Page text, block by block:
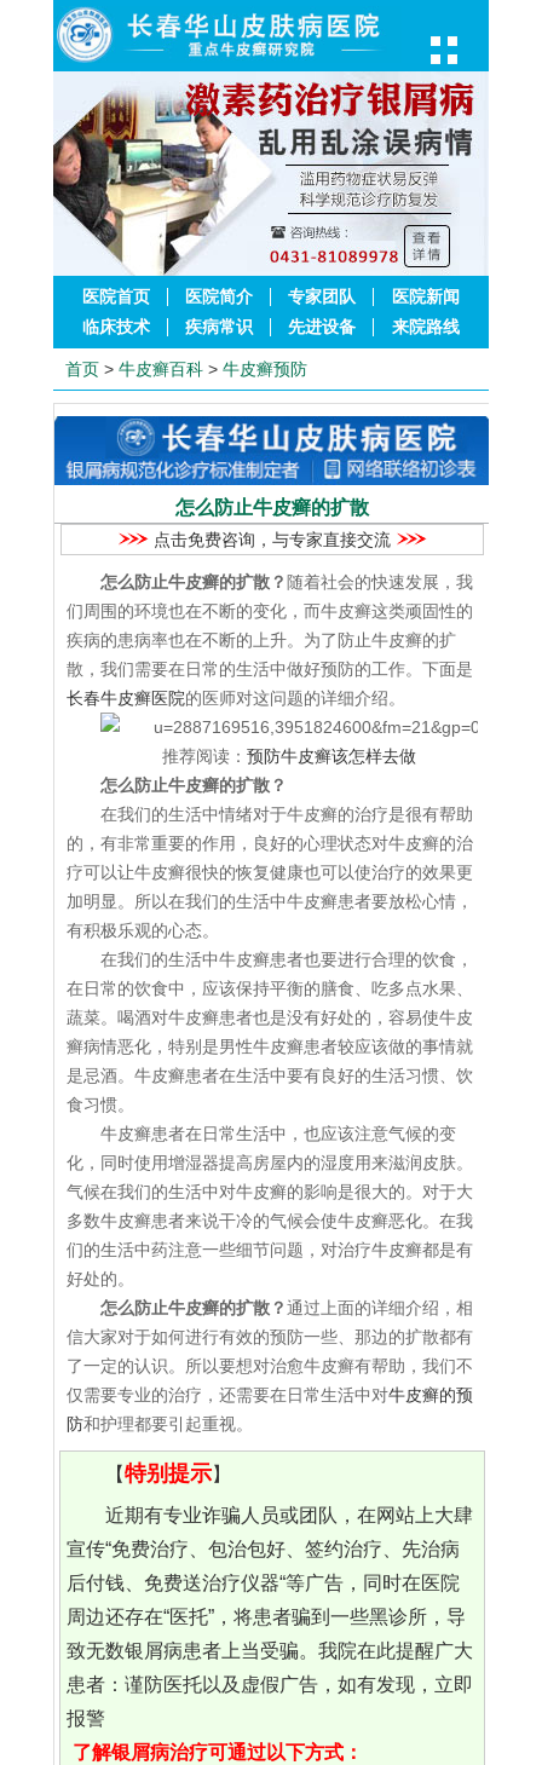
医院首页 医院简介 专家团队
医院新闻
临床技术
疾病常识 先进设备 来院路线
首页 > 牛皮癣百科 > 牛皮癣预防
怎么防止牛皮癣的扩散
点击免费咨询，与专家直接交流
怎么防止牛皮癣的扩散？ 随着社会的快速发展，我
们周围的环境也在不断的变化，而牛皮癣这类顽固性的
疾病的患病率也在不断的上升。为了防止牛皮癣的扩
散，我们需要在日常的生活中做好预防的工作。下面是
长春牛皮癣医院的医师对这问题的详细介绍。
推荐阅读： 预防牛皮癣该怎样去做
怎么防止牛皮癣的扩散？
在我们的生活中情绪对于牛皮癣的治疗是很有帮助
的，有非常重要的作用，良好的心理状态对牛皮癣的治
疗可以让牛皮癣很快的恢复健康也可以使治疗的效果更
加明显。所以在我们的生活中牛皮癣患者要放松心情，
有积极乐观的心态。
在我们的生活中牛皮癣患者也要进行合理的饮食，
在日常的饮食中，应该保持平衡的膳食、吃多点水果、
蔬菜。喝酒对牛皮癣患者也是没有好处的，容易使牛皮
癣病情恶化，特别是男性牛皮癣患者较应该做的事情就
是忌酒。牛皮癣患者在生活中要有良好的生活习惯、饮
食习惯。
牛皮癣患者在日常生活中，也应该注意气候的变
化，同时使用增湿器提高房屋内的湿度用来滋润皮肤。
气候在我们的生活中对牛皮癣的影响是很大的。对于大
多数牛皮癣患者来说干冷的气候会使牛皮癣恶化。在我
们的生活中药注意一些细节问题，对治疗牛皮癣都是有
好处的。
怎么防止牛皮癣的扩散？通过上面的详细介绍，相
信大家对于如何进行有效的预防一些、那边的扩散都有
了一定的认识。所以要想对治愈牛皮癣有帮助，我们不
仅需要专业的治疗，还需要在日常生活中对牛皮癣的预
防和护理都要引起重视。
【特别提示】
近期有专业诈骗人员或团队，在网站上大肆
宣传“免费治疗、包治包好、签约治疗、先治病
后付钱、免费送治疗仪器“等广告，同时在医院
周边还存在“医托”，将患者骗到一些黑诊所，导
致无数银屑病患者上当受骗。我院在此提醒广大
患者：谨防医托以及虚假广告，如有发现，立即
报警
了解银屑病治疗可通过以下方式：